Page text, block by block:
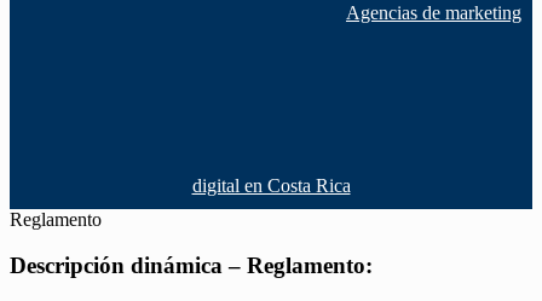
Agencias de marketing
digital en Costa Rica
Reglamento
Descripción dinámica – Reglamento: